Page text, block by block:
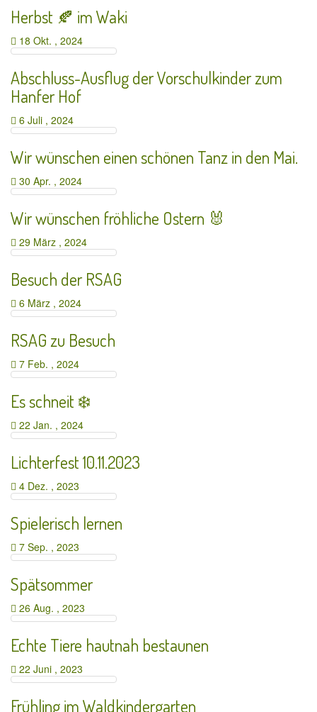
Herbst 🍂 im Waki
18 Okt. , 2024
Abschluss-Ausflug der Vorschulkinder zum
Hanfer Hof
6 Juli , 2024
Wir wünschen einen schönen Tanz in den Mai.
30 Apr. , 2024
Wir wünschen fröhliche Ostern 🐰
29 März , 2024
Besuch der RSAG
6 März , 2024
RSAG zu Besuch
7 Feb. , 2024
Es schneit ❄️
22 Jan. , 2024
Lichterfest 10.11.2023
4 Dez. , 2023
Spielerisch lernen
7 Sep. , 2023
Spätsommer
26 Aug. , 2023
Echte Tiere hautnah bestaunen
22 Juni , 2023
Frühling im Waldkindergarten